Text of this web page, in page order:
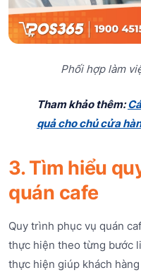
Phối hợp làm
Tham khảo thêm:
quả cho chủ cửa
3. Tìm hiểu
quán cafe
Quy trình phục vụ quán
thực hiện theo từng bước
thực hiện giúp khách